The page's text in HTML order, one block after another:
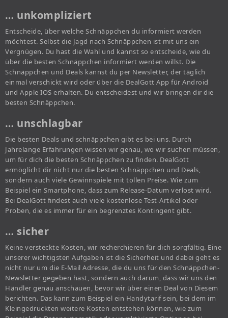
… unkompliziert
Entscheide, über welche Schnäppchen du informiert werden
möchtest. Selbst die Jagd nach Schnäppchen ist mit uns ein
Vergnügen. Du hast die Wahl und kannst so entscheide, wie du
über die besten Schnäppchen informiert werden willst. Die
Schnäppchen und Deals kannst du per Newsletter, der täglich
einmal verschickt wird oder über die DealGott App für Android
und Apple IOS erhalten. Du entscheidest und wir bringen dir die
besten Schnäppchen.
… unschlagbar
Die besten Deals und schnäppchen gibt es bei uns. Durch
Jahrelange Erfahrungen wissen wir genau, wo wir suchen müssen,
um für dich die besten Schnäppchen zu finden. DealGott
ermöglicht dir nicht nur die besten Schnäppchen und Deals,
sondern auch viele Gewinnspiele mit tollen Preise. Wie zum
Beispiel ein Smartphone, dass zum Release-Datum verlost wird.
Bei DealGott findest auch viele kostenlose Test-Artikel oder
Proben, die es immer für ein begrenztes Kontingent gibt.
… sicher
Keine versteckte Kosten, wir recherchieren für dich sorgfältig. Eine
unserer wichtigsten Aufgaben ist die Sicherheit und dabei geht es
nicht nur um die E-Mail Adresse, die du uns für den Schnäppchen-
Newsletter gegeben hast, sondern auch darum, dass wir uns den
Händler genau anschauen, bevor wir über einen Deal von Diesem
berichten. Das kann zum Beispiel ein Handytarif sein, bei dem im
Kleingedruckten weitere Kosten entstehen können, wie zum